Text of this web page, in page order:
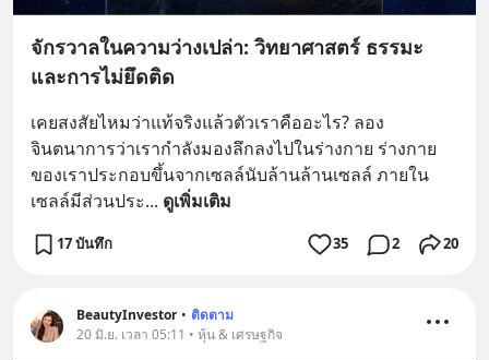
จักรวาลในความว่างเปล่า: วิทยาศาสตร์ ธรรมะ
และการไม่ยึดติด
เคยสงสัยไหมว่าแท้จริงแล้วตัวเราคืออะไร? ลอง
จินตนาการว่าเรากำลังมองลึกลงไปในร่างกาย ร่างกาย
ของเราประกอบขึ้นจากเซลล์นับล้านล้านเซลล์ ภายใน
เซลล์มีส่วนประ... ดูเพิ่มเติม
17 บันทึก 35 2 20
BeautyInvestor • ติดตาม
20 มิ.ย. เวลา 05:11 • หุ้น & เศรษฐกิจ